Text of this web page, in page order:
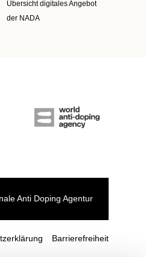
Übersicht digitales Angebot
der NADA
Anti Doping Agentur
Barrierefreiheit